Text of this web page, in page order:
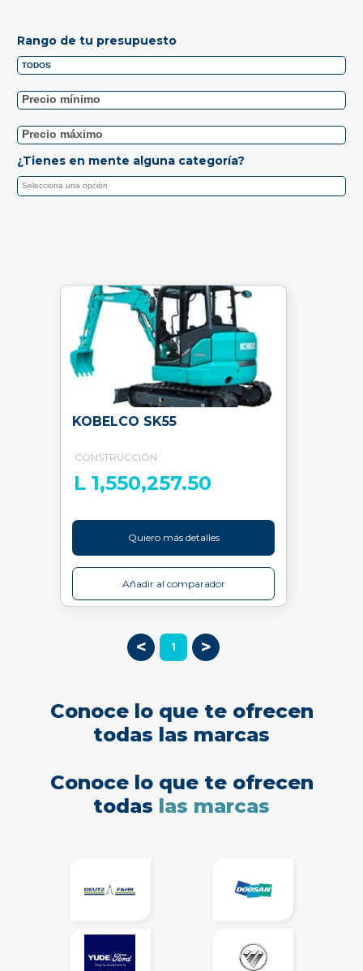
Rango de tu presupuesto
¿Tienes en mente alguna categoría?
KOBELCO SK55
CONSTRUCCIÓN
L 1,550,257.50
Quiero más detalles
Añadir al comparador
< 1 >
Conoce lo que te ofrecen
todas las marcas
Conoce lo que te ofrecen
todas las marcas